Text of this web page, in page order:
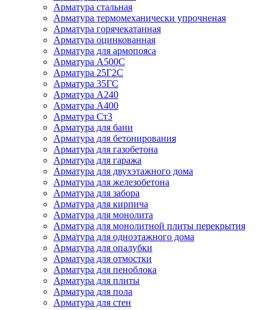
Арматура стальная
Арматура термомеханически упрочненая
Арматура горячекатанная
Арматура оцинкованная
Арматура для армопояса
Арматура A500С
Арматура 25Г2С
Арматура 35ГС
Арматура А240
Арматура А400
Арматура Ст3
Арматура для бани
Арматура для бетонирования
Арматура для газобетона
Арматура для гаража
Арматура для двухэтажного дома
Арматура для железобетона
Арматура для забора
Арматура для кирпича
Арматура для монолита
Арматура для монолитной плиты перекрытия
Арматура для одноэтажного дома
Арматура для опалубки
Арматура для отмостки
Арматура для пеноблока
Арматура для плиты
Арматура для пола
Арматура для стен